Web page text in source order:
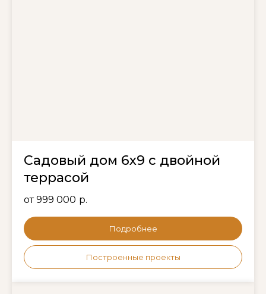
Садовый дом 6х9 с двойной
террасой
от 999 000 р.
Подробнее
Построенные проекты